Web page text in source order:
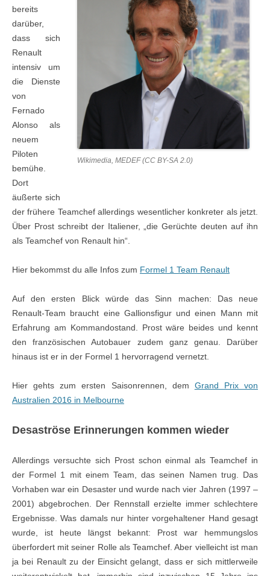
Wikimedia, MEDEF (CC BY-SA 2.0)
bereits
darüber,
dass sich
Renault
intensiv um
die Dienste
von
Fernado
Alonso als
neuem
Piloten
bemühe.
Dort
äußerte sich
der frühere Teamchef allerdings wesentlicher konkreter als jetzt.
Über Prost schreibt der Italiener, „die Gerüchte deuten auf ihn
als Teamchef von Renault hin“.
Hier bekommst du alle Infos zum Formel 1 Team Renault
Auf den ersten Blick würde das Sinn machen: Das neue
Renault-Team braucht eine Gallionsfigur und einen Mann mit
Erfahrung am Kommandostand. Prost wäre beides und kennt
den französischen Autobauer zudem ganz genau. Darüber
hinaus ist er in der Formel 1 hervorragend vernetzt.
Hier gehts zum ersten Saisonrennen, dem Grand Prix von
Australien 2016 in Melbourne
Desaströse Erinnerungen kommen wieder
Allerdings versuchte sich Prost schon einmal als Teamchef in
der Formel 1 mit einem Team, das seinen Namen trug. Das
Vorhaben war ein Desaster und wurde nach vier Jahren (1997 –
2001) abgebrochen. Der Rennstall erzielte immer schlechtere
Ergebnisse. Was damals nur hinter vorgehaltener Hand gesagt
wurde, ist heute längst bekannt: Prost war hemmungslos
überfordert mit seiner Rolle als Teamchef. Aber vielleicht ist man
ja bei Renault zu der Einsicht gelangt, dass er sich mittlerweile